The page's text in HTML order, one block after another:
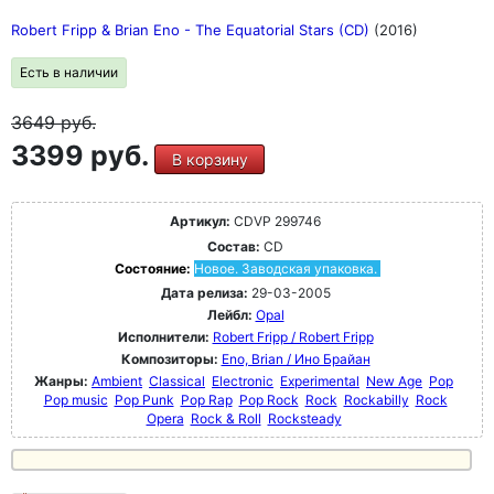
Robert Fripp & Brian Eno - The Equatorial Stars (CD) (2016)
Есть в наличии
3649руб.
3399 руб. В корзину
Артикул: CDVP 299746
Состав: CD
Состояние: Новое. Заводская упаковка.
Дата релиза: 29-03-2005
Лейбл: Opal
Исполнители: Robert Fripp / Robert Fripp
Композиторы: Eno, Brian / Ино Брайан
Жанры: Ambient Classical Electronic Experimental New Age Pop
Pop music Pop Punk Pop Rap Pop Rock Rock Rockabilly Rock
Opera Rock & Roll Rocksteady